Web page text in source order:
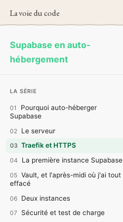
La voie du code
Supabase en auto-
hébergement
LA SÉRIE
01
Pourquoi auto-héberger
Supabase
02 Le serveur
03 Traefik et HTTPS
04 La première instance Supabase
05 Vault, et l'après-midi où j'ai tout
effacé
06 Deux instances
07 Sécurité et test de charge